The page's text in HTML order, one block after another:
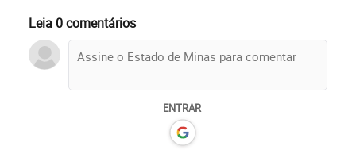
Leia 0 comentários
ENTRAR